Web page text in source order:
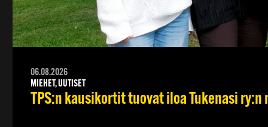
06.08.2026
MIEHET, UUTISET
TPS:n kausikortit tuovat iloa Tukenasi